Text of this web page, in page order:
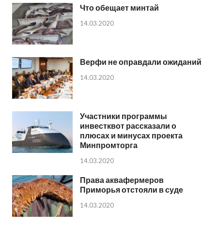
Что обещает минтай
14.03.2020
Верфи не оправдали ожиданий
14.03.2020
Участники программы
инвестквот рассказали о
плюсах и минусах проекта
Минпромторга
14.03.2020
Права аквафермеров
Приморья отстояли в суде
14.03.2020